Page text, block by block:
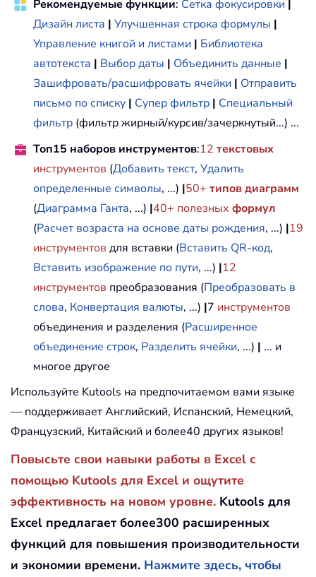
Рекомендуемые функции: Сетка фокусировки
Дизайн листа | Улучшенная строка формулы |
Управление книгой и листами | Библиотека
автотекста | Выбор даты | Объединить данные |
Зашифровать/расшифровать ячейки | Отправить
письмо по списку | Супер фильтр | Специальный
фильтр (фильтр жирный/курсив/зачеркнутый...) ...
Топ15 наборов инструментов:12 текстовых
инструментов (Добавить текст, Удалить
определенные символы, ...) |50+ типов диаграмм
(Диаграмма Ганта, ...) |40+ полезных формул
(Расчет возраста на основе даты рождения, ...) |19
инструментов для вставки (Вставить QR-код,
Вставить изображение по пути, ...) |12
инструментов преобразования (Преобразовать в
слова, Конвертация валюты, ...) |7 инструментов
объединения и разделения (Расширенное
объединение строк, Разделить ячейки, ...) | ... и
многое другое
Используйте Kutools на предпочитаемом вами языке
— поддерживает Английский, Испанский, Немецкий,
Французский, Китайский и более40 других языков!
Повысьте свои навыки работы в Excel с
помощью Kutools для Excel и ощутите
эффективность на новом уровне. Kutools для
Excel предлагает более300 расширенных
функций для повышения производительности
и экономии времени. Нажмите здесь, чтобы